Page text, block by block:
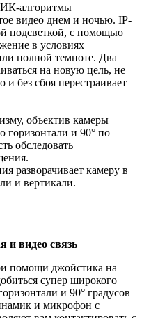
алгоритмы
видео днем и ночью. IP-
подсветкой, с помощью
в условиях
полной темноте. Два
на новую цель, не
без сбоя перестраивает
объектив камеры
горизонтали и 90° по
обследовать
разворачивает камеру в
и вертикали.
и видео связь
помощи джойстика на
супер широкого
и 90° градусов
и микрофон с